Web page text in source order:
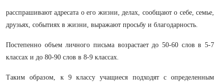
расспрашивают адресата о его жизни, делах, сообщают о себе, семье,
друзьях, событиях в жизни, выражают просьбу и благодарность.
Постепенно объем личного письма возрастает до 50-60 слов в 5-7
классах и до 80-90 слов в 8-9 классах.
Таким образом, к 9 классу учащиеся подходят с определенным